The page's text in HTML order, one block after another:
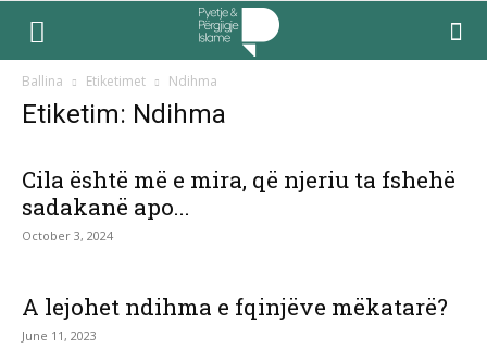
Ballina Etiketimet Ndihma
Etiketim: Ndihma
Cila është më e mira, që njeriu ta fshehë
sadakanë apo...
October 3, 2024
A lejohet ndihma e fqinjëve mëkatarë?
June 11, 2023